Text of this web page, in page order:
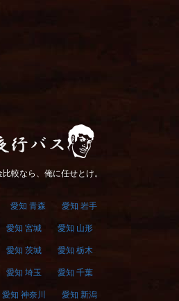
バス
較なら、俺に任せとけ。
愛知 青森 愛知 岩手
愛知 宮城 愛知 山形
愛知 茨城 愛知 栃木
愛知 埼玉 愛知 千葉
愛知 神奈川 愛知 新潟